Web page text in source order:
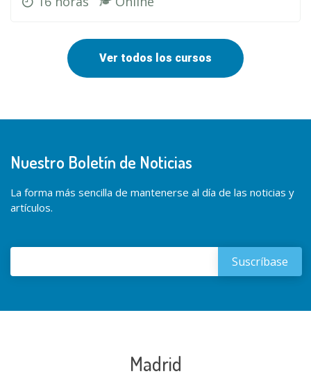
Ver todos los cursos
Nuestro Boletín de Noticias
La forma más sencilla de mantenerse al día de las noticias y
artículos.
Madrid